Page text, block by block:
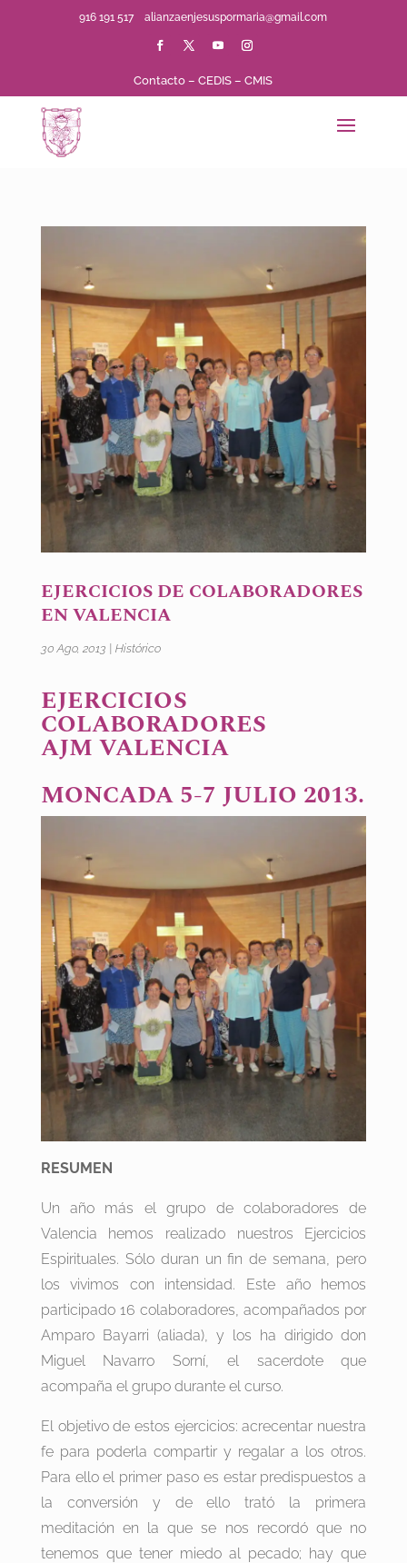
916 191 517alianzaenjesuspormaria@gmail.com
Contacto –CEDIS –CMIS
EJERCICIOS DE COLABORADORES
EN VALENCIA
30 Ago, 2013 | Histórico
EJERCICIOS
COLABORADORES
AJM VALENCIA
MONCADA 5-7 JULIO 2013.
RESUMEN
Un año más el grupo de colaboradores de
Valencia hemos realizado nuestros Ejercicios
Espirituales. Sólo duran un fin de semana, pero
los vivimos con intensidad. Este año hemos
participado 16 colaboradores, acompañados por
Amparo Bayarri (aliada), y los ha dirigido don
Miguel Navarro Sorní, el sacerdote que
acompaña el grupo durante el curso.
El objetivo de estos ejercicios: acrecentar nuestra
fe para poderla compartir y regalar a los otros.
Para ello el primer paso es estar predispuestos a
la conversión y de ello trató la primera
meditación en la que se nos recordó que no
tenemos que tener miedo al pecado; hay que